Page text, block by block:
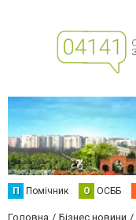
П Помічник О ОСББ
Головна Бізнес новини